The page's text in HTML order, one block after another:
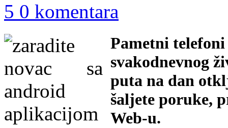
5 0 komentara
Pametni
svakodnevnog
puta na dan
šaljete poruke,
Web-u.